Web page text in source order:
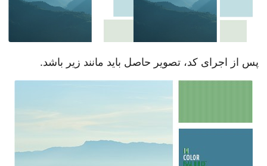
پس از اجرای کد، تصویر حاصل باید مانند زیر باشد.